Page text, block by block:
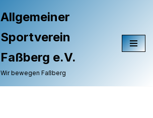
Allgemeiner
Sportverein
Faßberg e.V.
Wir bewegen Faßberg